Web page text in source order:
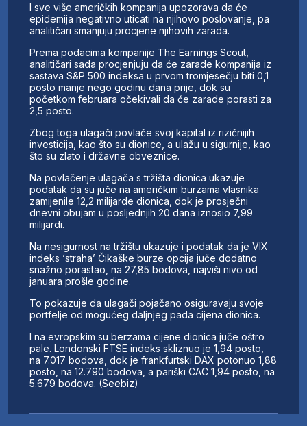
I sve više američkih kompanija upozorava da će
epidemija negativno uticati na njihovo poslovanje, pa
analitičari smanjuju procjene njihovih zarada.
Prema podacima kompanije The Earnings Scout,
analitičari sada procjenjuju da će zarade kompanija iz
sastava S&P 500 indeksa u prvom tromjesečju biti 0,1
posto manje nego godinu dana prije, dok su
početkom februara očekivali da će zarade porasti za
2,5 posto.
Zbog toga ulagači povlače svoj kapital iz rizičnijih
investicija, kao što su dionice, a ulažu u sigurnije, kao
što su zlato i državne obveznice.
Na povlačenje ulagača s tržišta dionica ukazuje
podatak da su juče na američkim burzama vlasnika
zamijenile 12,2 milijarde dionica, dok je prosječni
dnevni obujam u posljednjih 20 dana iznosio 7,99
milijardi.
Na nesigurnost na tržištu ukazuje i podatak da je VIX
indeks ‘straha’ Čikaške burze opcija juče dodatno
snažno porastao, na 27,85 bodova, najviši nivo od
januara prošle godine.
To pokazuje da ulagači pojačano osiguravaju svoje
portfelje od mogućeg daljnjeg pada cijena dionica.
I na evropskim su berzama cijene dionica juče oštro
pale. Londonski FTSE indeks skliznuo je 1,94 posto,
na 7.017 bodova, dok je frankfurtski DAX potonuo 1,88
posto, na 12.790 bodova, a pariški CAC 1,94 posto, na
5.679 bodova. (Seebiz)